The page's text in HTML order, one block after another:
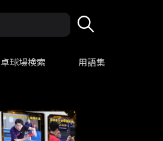
卓球場検索 用語集